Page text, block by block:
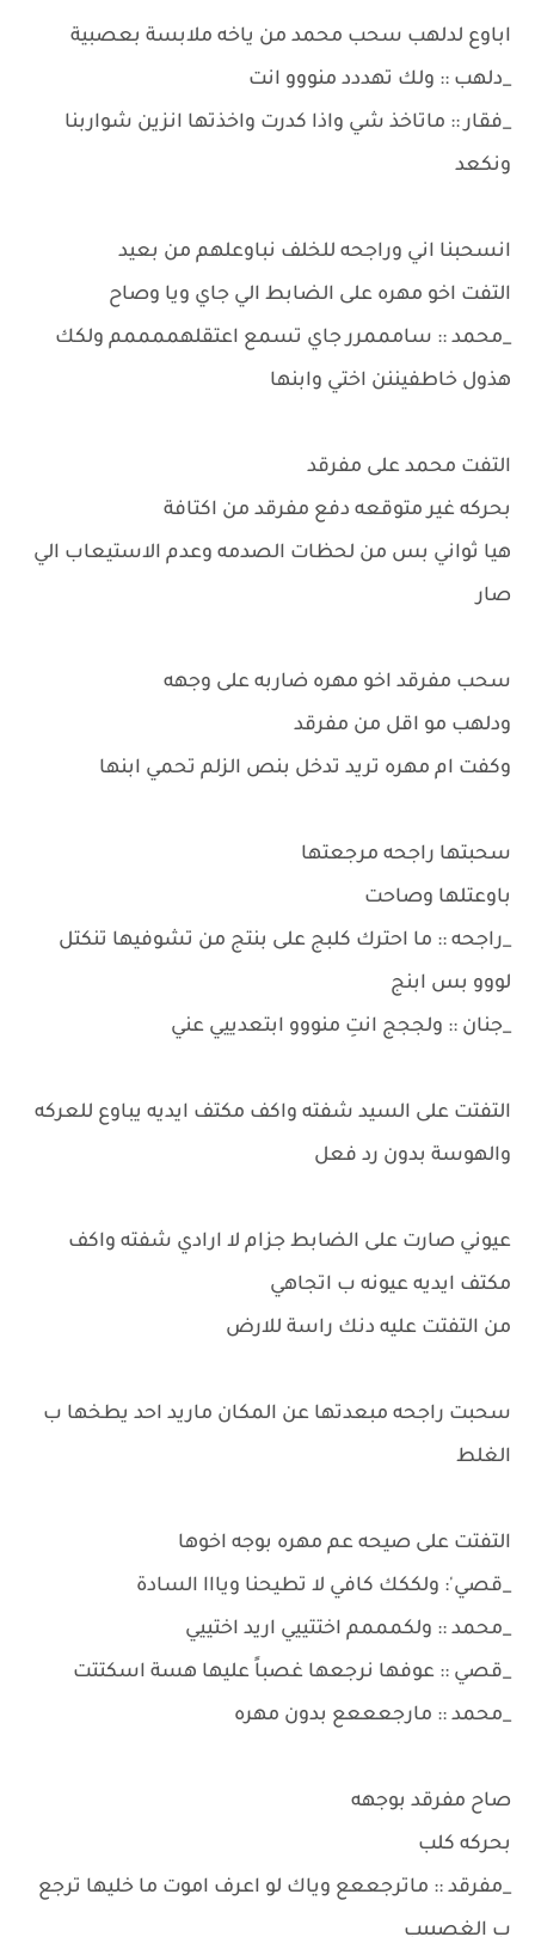
اباوع لدلهب سحب محمد من ياخه ملابسة بعصبية
_دلهب :: ولك تهددد منووو انت
_فقار :: ماتاخذ شي واذا كدرت واخذتها انزين شواربنا
ونكعد
انسحبنا اني وراجحه للخلف نباوعلهم من بعيد
التفت اخو مهره على الضابط الي جاي ويا وصاح
_محمد :: سامممرر جاي تسمع اعتقلهممممم ولكك
هذول خاطفيننن اختي وابنها
التفت محمد على مفرقد
بحركه غير متوقعه دفع مفرقد من اكتافة
هيا ثواني بس من لحظات الصدمه وعدم الاستيعاب الي
صار
سحب مفرقد اخو مهره ضاربه على وجهه
ودلهب مو اقل من مفرقد
وكفت ام مهره تريد تدخل بنص الزلم تحمي ابنها
سحبتها راجحه مرجعتها
باوعتلها وصاحت
_راجحه :: ما احترك كلبج على بنتج من تشوفيها تنكتل
لووو بس ابنج
_جنان :: ولججج انتِ منووو ابتعدييي عني
التفتت على السيد شفته واكف مكتف ايديه يباوع للعركه
والهوسة بدون رد فعل
عيوني صارت على الضابط جزام لا ارادي شفته واكف
مكتف ايديه عيونه ب اتجاهي
من التفتت عليه دنك راسة للارض
سحبت راجحه مبعدتها عن المكان ماريد احد يطخها ب
الغلط
التفتت على صيحه عم مهره بوجه اخوها
_قصي': ولككك كافي لا تطيحنا ويااا السادة
_محمد :: ولكمممم اختتييي اريد اختييي
_قصي :: عوفها نرجعها غصباً عليها هسة اسكتتت
_محمد :: مارجعععع بدون مهره
صاح مفرقد بوجهه
بحركه كلب
_مفرقد :: ماترجععع وياك لو اعرف اموت ما خليها ترجع
ب الغصببب